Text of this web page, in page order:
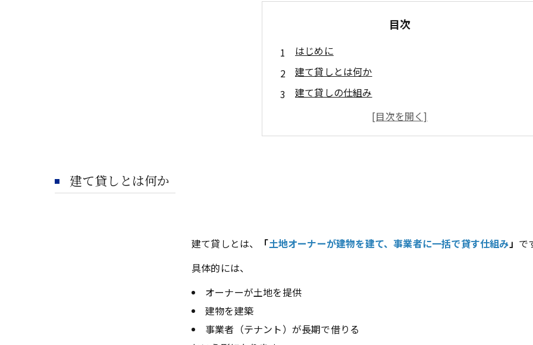
目次
はじめに
建て貸しとは何か
建て貸しの仕組み
なぜ建て貸しは安定するのか
他の土地活用との違い
建て貸しとは何か
建て貸しとは、 「土地オーナーが建物を建て、事業者に一括で貸す仕組み」 で
具体的には、
オーナーが土地を提供
建物を建築
事業者（テナント）が長期で借りる